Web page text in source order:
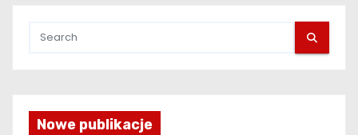
Nowe publikacje